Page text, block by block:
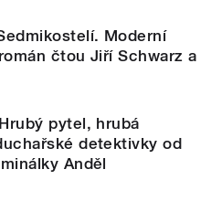
Moderní
čtou Jiří Schwarz a
pytel, hrubá
detektivky od
Anděl